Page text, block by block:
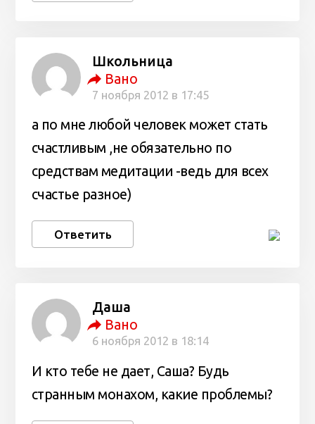
Школьница
Вано
7 ноября 2012 в 17:45
а по мне любой человек может стать
счастливым ,не обязательно по
средствам медитации -ведь для всех
счастье разное)
Ответить
Даша
Вано
6 ноября 2012 в 18:14
И кто тебе не дает, Саша? Будь
странным монахом, какие проблемы?